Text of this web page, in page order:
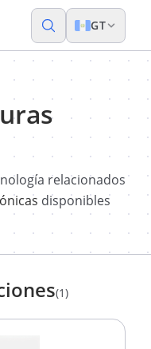
GT
relacionados
disponibles
(1)